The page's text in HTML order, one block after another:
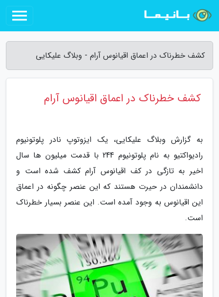
کشف خطرناک در اعماق اقیانوس آرام - وبلاگ علیکایی
کشف خطرناک در اعماق اقیانوس آرام
به گزارش وبلاگ علیکایی، یک ایزوتوپ نادر پلوتونیوم
رادیواکتیو به نام پلوتونیوم 244 با قدمت میلیون ها سال
اخیر به تازگی در کف اقیانوس آرام کشف شده است و
دانشمندان در حیرت هستند که این عنصر چگونه در اعماق
این اقیانوس به وجود آمده است. این عنصر بسیار خطرناک
است.